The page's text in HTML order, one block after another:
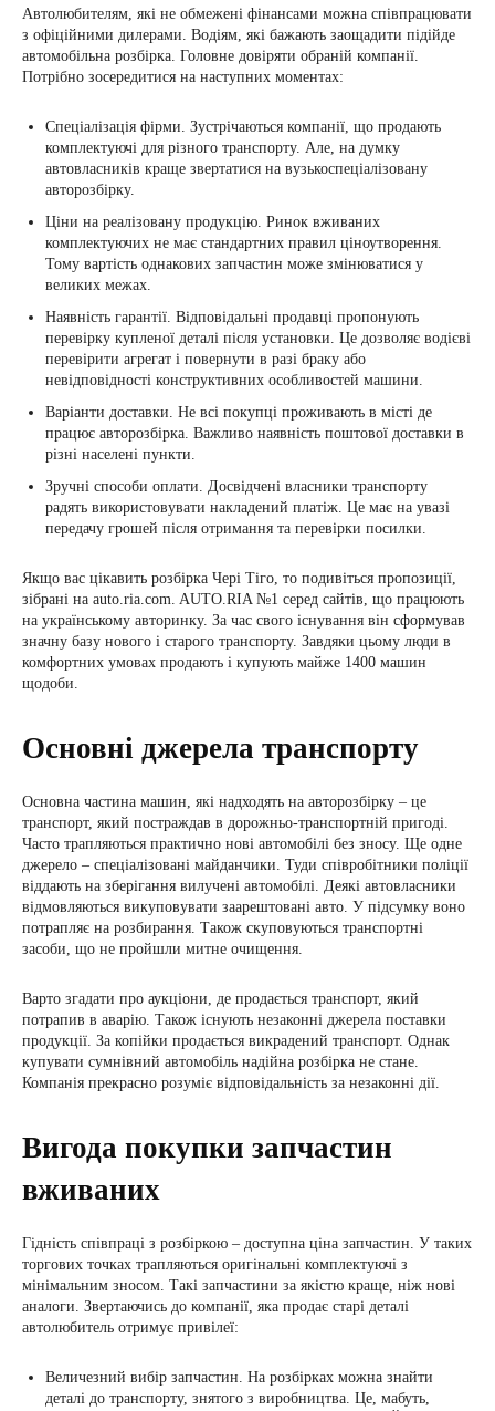
Автолюбителям, які не обмежені фінансами можна співпрацювати
з офіційними дилерами. Водіям, які бажають заощадити підійде
автомобільна розбірка. Головне довіряти обраній компанії.
Потрібно зосередитися на наступних моментах:
Спеціалізація фірми. Зустрічаються компанії, що продають
комплектуючі для різного транспорту. Але, на думку
автовласників краще звертатися на вузькоспеціалізовану
авторозбірку.
Ціни на реалізовану продукцію. Ринок вживаних
комплектуючих не має стандартних правил ціноутворення.
Тому вартість однакових запчастин може змінюватися у
великих межах.
Наявність гарантії. Відповідальні продавці пропонують
перевірку купленої деталі після установки. Це дозволяє водієві
перевірити агрегат і повернути в разі браку або
невідповідності конструктивних особливостей машини.
Варіанти доставки. Не всі покупці проживають в місті де
працює авторозбірка. Важливо наявність поштової доставки в
різні населені пункти.
Зручні способи оплати. Досвідчені власники транспорту
радять використовувати накладений платіж. Це має на увазі
передачу грошей після отримання та перевірки посилки.
Якщо вас цікавить розбірка Чері Тіго, то подивіться пропозиції,
зібрані на auto.ria.com. AUTO.RIA №1 серед сайтів, що працюють
на українському авторинку. За час свого існування він сформував
значну базу нового і старого транспорту. Завдяки цьому люди в
комфортних умовах продають і купують майже 1400 машин
щодоби.
Основні джерела транспорту
Основна частина машин, які надходять на авторозбірку – це
транспорт, який постраждав в дорожньо-транспортній пригоді.
Часто трапляються практично нові автомобілі без зносу. Ще одне
джерело – спеціалізовані майданчики. Туди співробітники поліції
віддають на зберігання вилучені автомобілі. Деякі автовласники
відмовляються викуповувати заарештовані авто. У підсумку воно
потрапляє на розбирання. Також скуповуються транспортні
засоби, що не пройшли митне очищення.
Варто згадати про аукціони, де продається транспорт, який
потрапив в аварію. Також існують незаконні джерела поставки
продукції. За копійки продається викрадений транспорт. Однак
купувати сумнівний автомобіль надійна розбірка не стане.
Компанія прекрасно розуміє відповідальність за незаконні дії.
Вигода покупки запчастин
вживаних
Гідність співпраці з розбіркою – доступна ціна запчастин. У таких
торгових точках трапляються оригінальні комплектуючі з
мінімальним зносом. Такі запчастини за якістю краще, ніж нові
аналоги. Звертаючись до компанії, яка продає старі деталі
автолюбитель отримує привілеї:
Величезний вибір запчастин. На розбірках можна знайти
деталі до транспорту, знятого з виробництва. Це, мабуть,